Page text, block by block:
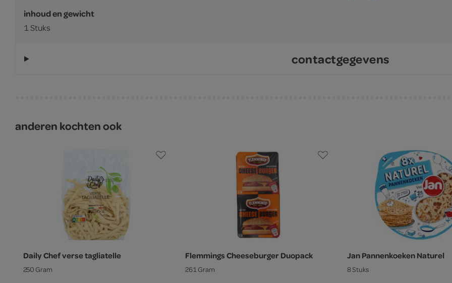
inhoud en gewicht
1 Stuks
contactgegevens
anderen kochten ook
Daily Chef verse tagliatelle
250 Gram
Flemmings Cheeseburger Duopack
261 Gram
Jan Pannenkoeken Naturel
8 Stuks